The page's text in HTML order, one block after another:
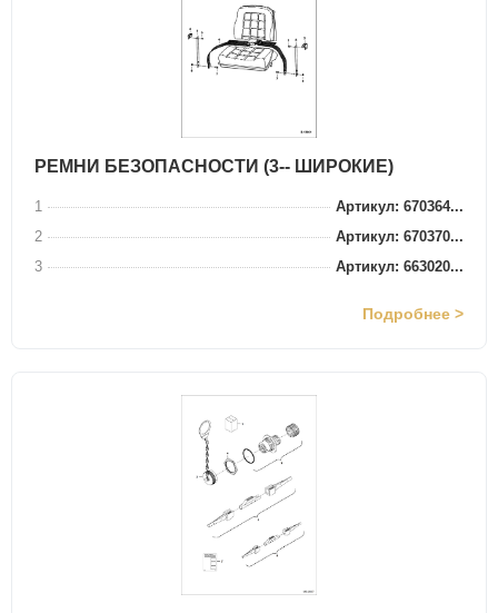
РЕМНИ БЕЗОПАСНОСТИ (3-- ШИРОКИЕ)
1
Артикул: 670364...
2
Артикул: 670370...
3
Артикул: 663020...
Подробнее >